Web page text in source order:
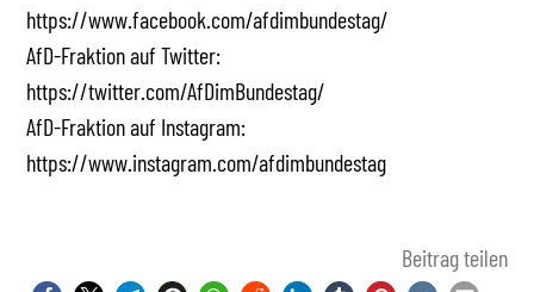
https://www.facebook.com/afdimbundestag/
AfD-Fraktion auf Twitter:
https://twitter.com/AfDimBundestag/
AfD-Fraktion auf Instagram:
https://www.instagram.com/afdimbundestag
Beitrag teilen